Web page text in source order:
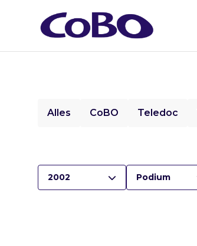
Alles CoBO Teledoc
2002 Podium